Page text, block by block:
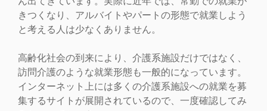
きつくなり、アルバイトやパートの形態で就業しよう
と考える人は少なくありません。
高齢化社会の到来により、介護系施設だけではなく、
訪問介護のような就業形態も一般的になっています。
インターネット上には多くの介護系施設への就業を募
集するサイトが展開されているので、一度確認してみ